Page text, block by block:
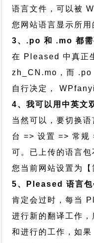
语言文件，可以被
您网站语言显示所用
3、.po 和 .mo 都需
在 Pleased 中真正
zh_CN.mo，而 .po
自行决定，
4、我可以用中英文
当然可以，要切换
台 => 设置 => 常规
可。已上传的语言
您当前网站设置为【
5、Pleased 语言包
肯定会过时，每当
进行新的翻译工作
和进行的工作，如